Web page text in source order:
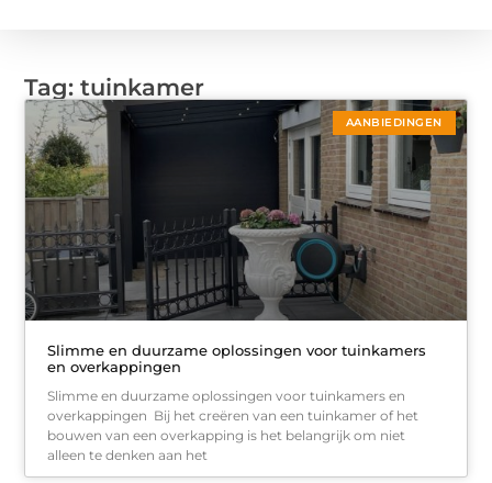
Tag: tuinkamer
AANBIEDINGEN
Slimme en duurzame oplossingen voor tuinkamers
en overkappingen
Slimme en duurzame oplossingen voor tuinkamers en
overkappingen Bij het creëren van een tuinkamer of het
bouwen van een overkapping is het belangrijk om niet
alleen te denken aan het